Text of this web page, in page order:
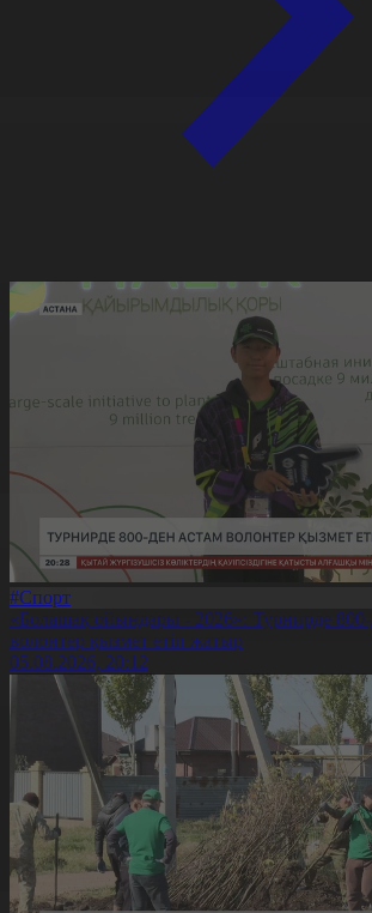
#Спорт
«Болашақ ойындары - 2026»: Турнирде 800-
волонтер қызмет етіп жатыр
05.08.2026, 20:12